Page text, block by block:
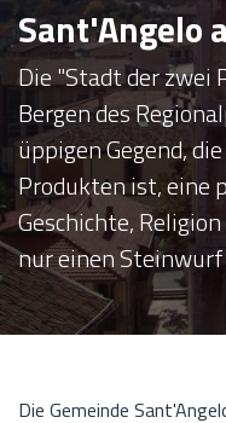
Sant'Angelo
Die "Stadt der zwei
Bergen des
üppigen Gegend,
Produkten ist, eine
Geschichte,
nur einen
Die Gemeinde